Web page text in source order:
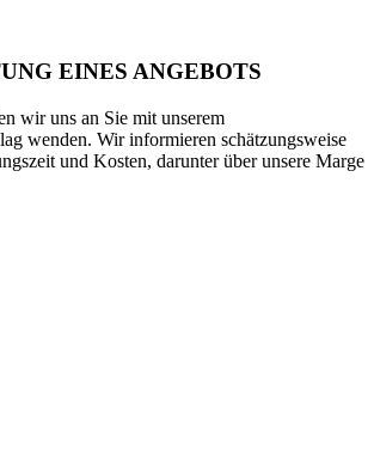
EINES ANGEBOTS
wir uns an Sie mit unserem
wenden. Wir informieren schätzungsweise
und Kosten, darunter über unsere Marge